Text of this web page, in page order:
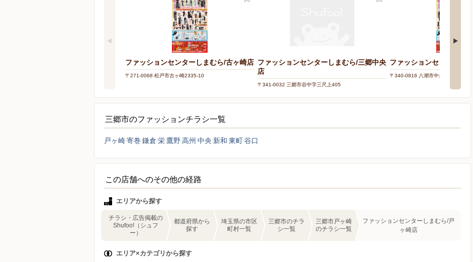
ファッションセンターしまむら/古ヶ崎店
〒271-0068 松戸市古ヶ崎2335-10
ファッションセンターしまむら/三郷中央
店
〒341-0032 三郷市谷中字三尺上405
ファッションセンターし
〒340-0816 八潮市中央2-21-9
三郷市のファッションチラシ一覧
戸ヶ崎寄巻 鎌倉 栄 鷹野高州 中央 新和 東町谷口
この店舗へのその他の経路
エリアから探す
チラシ・広告掲載の
Shufoo!（シュフ
ー）
都道府県から
探す
埼玉県の市区
町村一覧
三郷市のチラ
シ一覧
三郷市戸ヶ崎
のチラシ一覧
ファッションセンターしまむら/戸
ヶ崎店
エリア×カテゴリから探す